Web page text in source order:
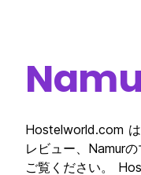
Hostelworld.com
レビュー、Namur
ご覧ください。